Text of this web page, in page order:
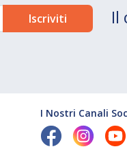
Il
I Nostri Canali